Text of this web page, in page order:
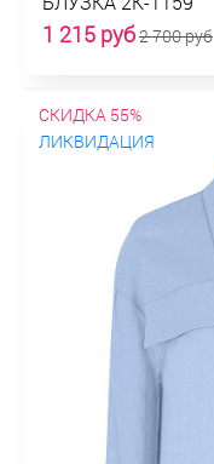
1 215 руб2 700 руб
СКИДКА 55%
ЛИКВИДАЦИЯ